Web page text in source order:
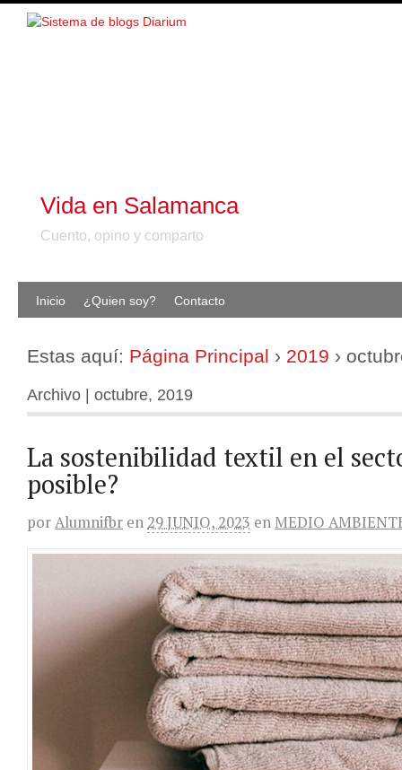
Vida en Salamanca
Cuento, opino y comparto
Inicio ¿Quien soy? Contacto
Estas aquí: Página Principal › 2019 ›
Archivo | octubre, 2019
La sostenibilidad textil en el
posible?
porAlumnifbr en 29 JUNIO, 2023 en MEDIO